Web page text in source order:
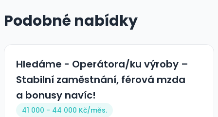
Podobné nabídky
Hledáme - Operátora/ku výroby –
Stabilní zaměstnání, férová mzda
a bonusy navíc!
41 000 - 44 000 Kč/měs.